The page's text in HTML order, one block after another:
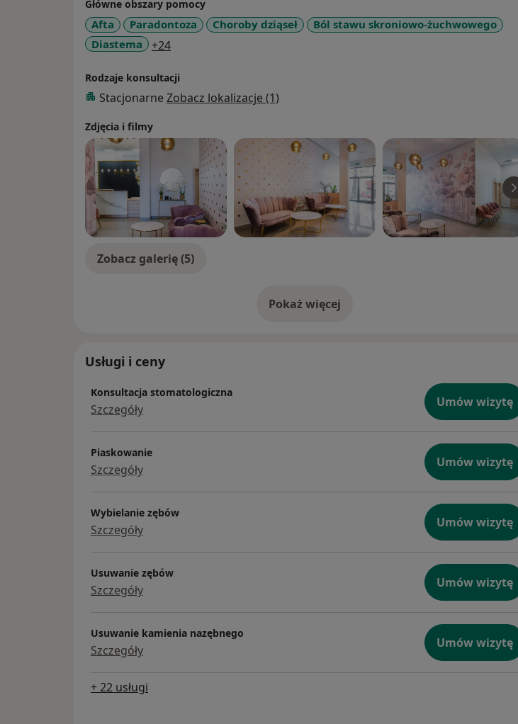
Główne obszary pomocy
Afta Paradontoza Choroby dziąseł
Ból stawu skroniowo-żuchwowego
Diastema
+24a11y_sr_more_diseases
Rodzaje konsultacji
Stacjonarne Zobacz lokalizacje (1)
Zdjęcia i filmy
Zobacz galerię (5)
Pokaż więcejo doświadczeniu
Usługi i ceny
Konsultacja stomatologiczna
Szczegóły Umów wizytę
Piaskowanie
Szczegóły Umów wizytę
Wybielanie zębów
Szczegóły Umów wizytę
Usuwanie zębów
Szczegóły Umów wizytę
Usuwanie kamienia nazębnego
Szczegóły Umów wizytę
+ 22 usługi